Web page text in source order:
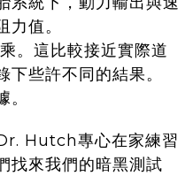
值。
。這比較接近實際道
些許不同的結果。
Hutch專心在家練習
找來我們的暗黑測試